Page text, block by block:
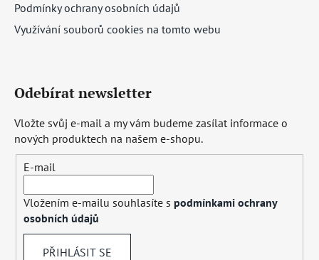
Podmínky ochrany osobních údajů
Využívání souborů cookies na tomto webu
Odebírat newsletter
Vložte svůj e-mail a my vám budeme zasílat informace o
nových produktech na našem e-shopu.
E-mail
Vložením e-mailu souhlasíte s podmínkami ochrany
osobních údajů
PŘIHLÁSIT SE